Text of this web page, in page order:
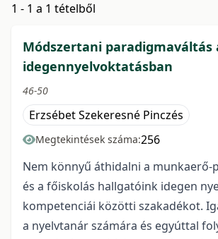
1 - 1 a 1 tételből
Módszertani paradigmaváltás
idegennyelvoktatásban
46-50
Erzsébet Szekeresné Pinczés
Megtekintések száma:256
Nem könnyű áthidalni a munkaerő-
és a főiskolás hallgatóink idegen
kompetenciái közötti szakadékot.
a nyelvtanár számára és egyúttal